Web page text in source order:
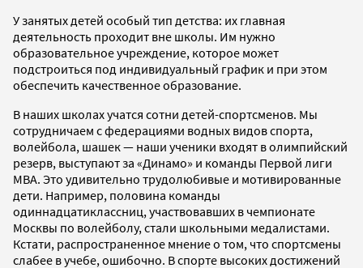
У занятых детей особый тип детства: их главная
деятельность проходит вне школы. Им нужно
образовательное учреждение, которое может
подстроиться под индивидуальный график и при этом
обеспечить качественное образование.
В наших школах учатся сотни детей-спортсменов. Мы
сотрудничаем с федерациями водных видов спорта,
волейбола, шашек — наши ученики входят в олимпийский
резерв, выступают за «Динамо» и команды Первой лиги
МВА. Это удивительно трудолюбивые и мотивированные
дети. Например, половина команды
одиннадцатиклассниц, участвовавших в чемпионате
Москвы по волейболу, стали школьными медалистами.
Кстати, распространенное мнение о том, что спортсмены
слабее в учебе, ошибочно. В спорте высоких достижений